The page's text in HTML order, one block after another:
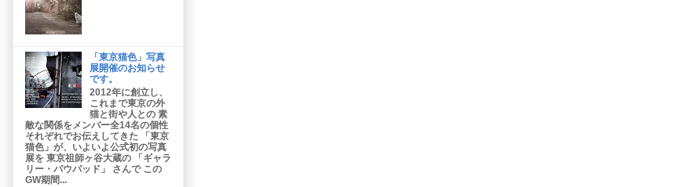
「東京猫色」写真
展開催のお知らせ
です。
2012年に創立し、
これまで東京の外
猫と街や人との 素
敵な関係をメンバー全14名の個性
それぞれでお伝えしてきた 「東京
猫色」が、いよいよ公式初の写真
展を 東京祖師ヶ谷大蔵の 「ギャラ
リー・パウパッド」 さんで この
GW期間...